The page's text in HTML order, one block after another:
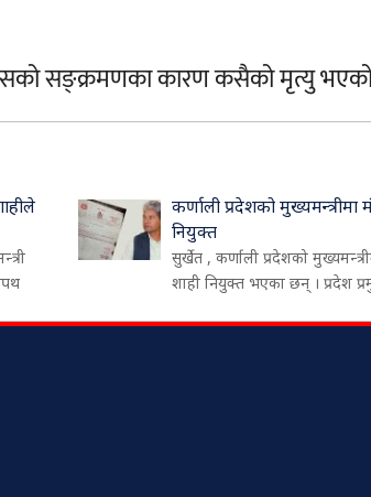
सङ्क्रमणका कारण कसैको मृत्यु
कर्णाली प्रदेशको मुख्यमन्त्रीमा
नियुक्त
सुर्खेत , कर्णाली प्रदेशको
शाही नियुक्त भएका छन् । प्रदेश